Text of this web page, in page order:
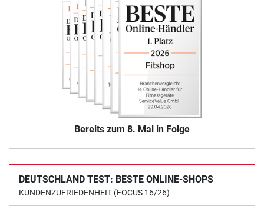
Bereits zum 8. Mal in Folge
DEUTSCHLAND TEST: BESTE ONLINE-SHOPS
KUNDENZUFRIEDENHEIT (FOCUS 16/26)